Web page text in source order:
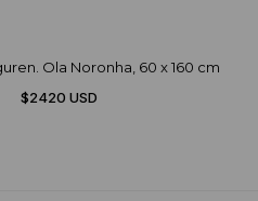
Ola Noronha, 60 x 160 cm
$2420 USD